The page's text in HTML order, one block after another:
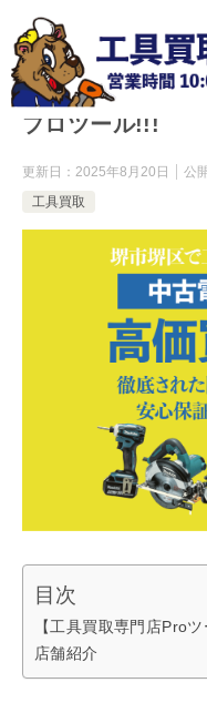
堺市堺区で電動工
プロツール!!!
更新日： 2025年8月20日 公
工具買取
目次
【工具買取専門店Proツ
店舗紹介